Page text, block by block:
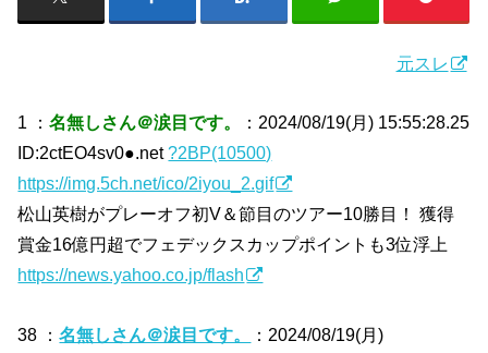
元スレ
1 ：名無しさん＠涙目です。
：2024/08/19(月) 15:55:28.25
ID:2ctEO4sv0●.net?2BP(10500)
https://img.5ch.net/ico/2iyou_2.gif
松山英樹がプレーオフ初V＆節目のツアー10勝目！ 獲得
賞金16億円超でフェデックスカップポイントも3位浮上
https://news.yahoo.co.jp/flash
38 ：名無しさん＠涙目です。
：2024/08/19(月)